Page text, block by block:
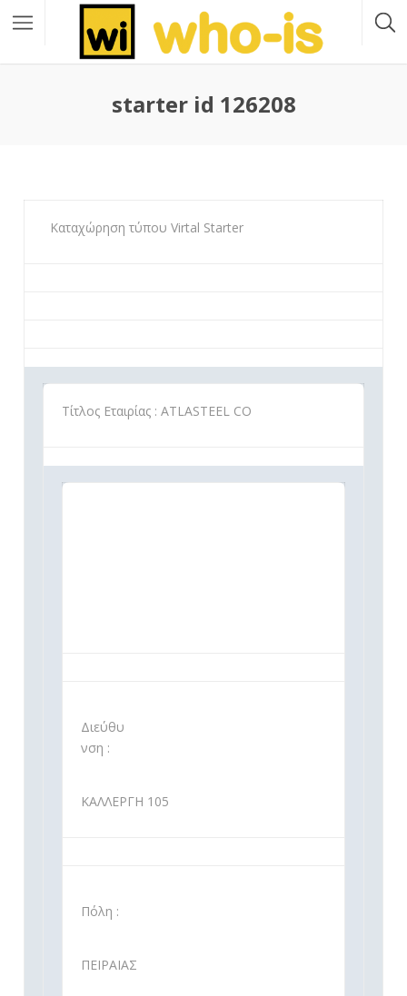
starter id 126208
Καταχώρηση τύπου Virtal Starter
Τίτλος Εταιρίας : ATLASTEEL CO
Διεύθυ
νση :
ΚΑΛΛΕΡΓΗ 105
Πόλη :
ΠΕΙΡΑΙΑΣ